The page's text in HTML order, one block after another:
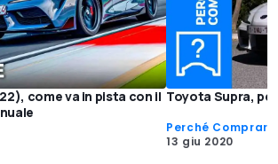
come va in pista con il Toyota Supra,
Perché
13 giu 2020